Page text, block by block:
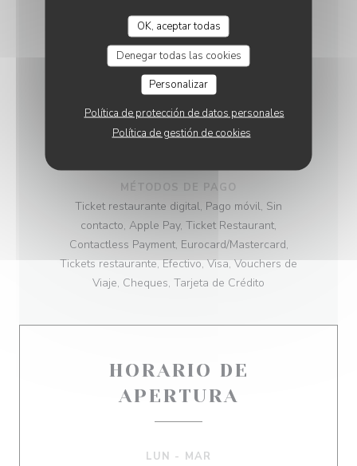
OK, aceptar todas
Denegar todas las cookies
Personalizar
Política de protección de datos personales
Política de gestión de cookies
Bistró / Cocina francesa / Terraza,
Restauration traditionnelle pour les groupes et
individuels
SERVICIOS
Habitación con Aire Acondicionado, Terraza,
Acceso a Discapacitados, Se aceptan animales,
MÉTODOS DE PAGO
Ticket restaurante digital, Pago móvil, Sin
contacto, Apple Pay, Ticket Restaurant,
Contactless Payment, Eurocard/Mastercard,
Tickets restaurante, Efectivo, Visa, Vouchers de
Viaje, Cheques, Tarjeta de Crédito
HORARIO DE
APERTURA
LUN - MAR